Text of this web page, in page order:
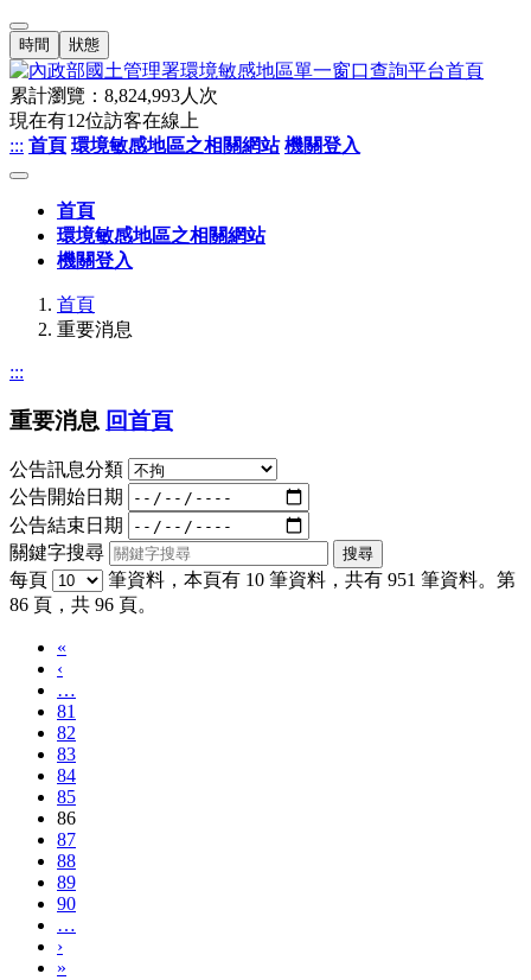
時間 狀態
累計瀏覽： 8,824,993人次
現在有12位訪客在線上
::: 首頁 環境敏感地區之相關網站 機關登入
首頁
環境敏感地區之相關網站
機關登入
首頁
重要消息
:::
重要消息 回首頁
公告訊息分類
公告開始日期
公告結束日期
關鍵字搜尋
每頁
筆資料，本頁有 10 筆資料，共有 951 筆資料。第
86 頁，共 96 頁。
«
‹
…
81
82
83
84
85
86
87
88
89
90
…
›
»